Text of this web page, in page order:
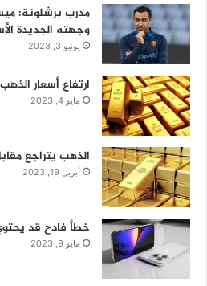
مدرب برشلونة:
وجهته الجديدة
يونيو 3, 2023
ارتفاع أسعار
مايو 4, 2023
الذهب يتراجع
أبريل 19, 2023
خطأ فادح قد
مايو 9, 2023